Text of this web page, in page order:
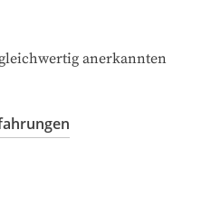
anerkannten